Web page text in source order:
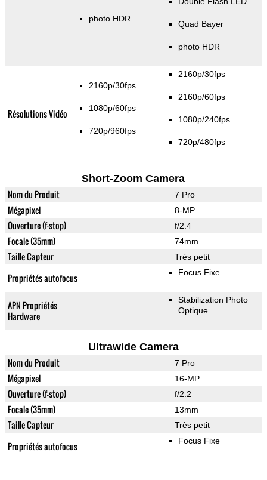
photo HDR
Quad Bayer
photo HDR
Résolutions Vidéo
2160p/30fps
1080p/60fps
720p/960fps
2160p/30fps
2160p/60fps
1080p/240fps
720p/480fps
Short-Zoom Camera
Nom du Produit 7 Pro
Mégapixel 8-MP
Ouverture (f-stop) f/2.4
Focale (35mm) 74mm
Taille Capteur Très petit
Propriétés autofocus Focus Fixe
APN Propriétés
Hardware
Stabilization Photo
Optique
Ultrawide Camera
Nom du Produit 7 Pro
Mégapixel 16-MP
Ouverture (f-stop) f/2.2
Focale (35mm) 13mm
Taille Capteur Très petit
Propriétés autofocus Focus Fixe